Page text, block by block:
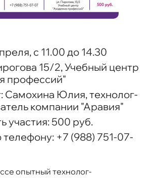
с 11.00 до 14.30
15/2, Учебный центр
профессий"
Самохина Юлия, технолог-
компании "Аравия"
участия:500 руб.
телефону: +7 (988) 751-07-
опытный технолог-